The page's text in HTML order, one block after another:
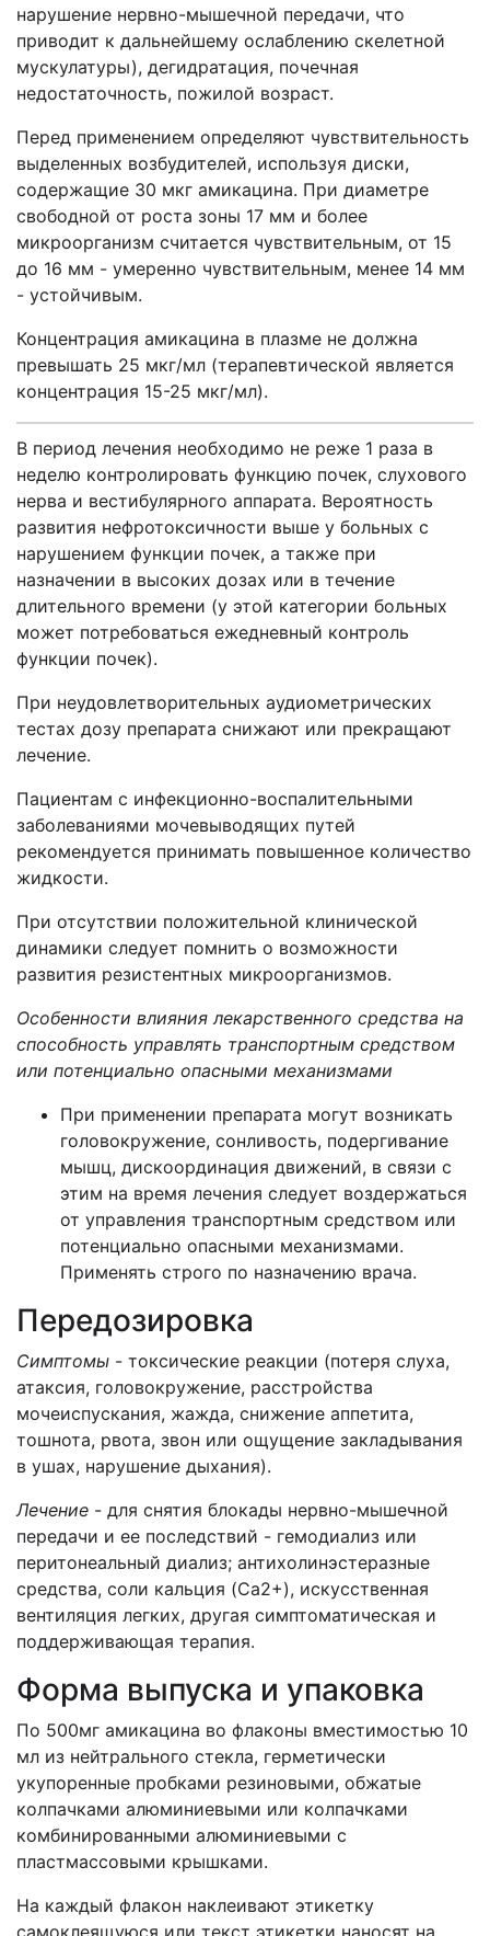
нарушение нервно-мышечной передачи, что
приводит к дальнейшему ослаблению скелетной
мускулатуры), дегидратация, почечная
недостаточность, пожилой возраст.
Перед применением определяют чувствительность
выделенных возбудителей, используя диски,
содержащие 30 мкг амикацина. При диаметре
свободной от роста зоны 17 мм и более
микроорганизм считается чувствительным, от 15
до 16 мм - умеренно чувствительным, менее 14 мм
- устойчивым.
Концентрация амикацина в плазме не должна
превышать 25 мкг/мл (терапевтической является
концентрация 15-25 мкг/мл).
В период лечения необходимо не реже 1 раза в
неделю контролировать функцию почек, слухового
нерва и вестибулярного аппарата. Вероятность
развития нефротоксичности выше у больных с
нарушением функции почек, а также при
назначении в высоких дозах или в течение
длительного времени (у этой категории больных
может потребоваться ежедневный контроль
функции почек).
При неудовлетворительных аудиометрических
тестах дозу препарата снижают или прекращают
лечение.
Пациентам с инфекционно-воспалительными
заболеваниями мочевыводящих путей
рекомендуется принимать повышенное количество
жидкости.
При отсутствии положительной клинической
динамики следует помнить о возможности
развития резистентных микроорганизмов.
Особенности влияния лекарственного средства на
способность управлять транспортным средством
или потенциально опасными механизмами
При применении препарата могут возникать
головокружение, сонливость, подергивание
мышц, дискоординация движений, в связи с
этим на время лечения следует воздержаться
от управления транспортным средством или
потенциально опасными механизмами.
Применять строго по назначению врача.
Передозировка
Симптомы - токсические реакции (потеря слуха,
атаксия, головокружение, расстройства
мочеиспускания, жажда, снижение аппетита,
тошнота, рвота, звон или ощущение закладывания
в ушах, нарушение дыхания).
Лечение - для снятия блокады нервно-мышечной
передачи и ее последствий - гемодиализ или
перитонеальный диализ; антихолинэстеразные
средства, соли кальция (Ca2+), искусственная
вентиляция легких, другая симптоматическая и
поддерживающая терапия.
Форма выпуска и упаковка
По 500мг амикацина во флаконы вместимостью 10
мл из нейтрального стекла, герметически
укупоренные пробками резиновыми, обжатые
колпачками алюминиевыми или колпачками
комбинированными алюминиевыми с
пластмассовыми крышками.
На каждый флакон наклеивают этикетку
самоклеящуюся или текст этикетки наносят на